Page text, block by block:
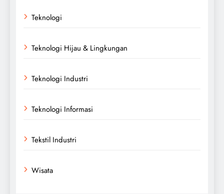
Teknologi
Teknologi Hijau & Lingkungan
Teknologi Industri
Teknologi Informasi
Tekstil Industri
Wisata